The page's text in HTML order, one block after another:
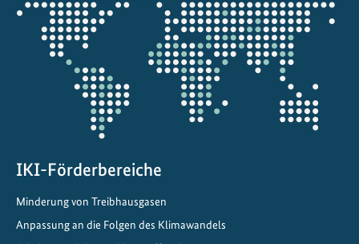
V
o
n
d
e
r
n
die
Projektkarte
IKI-Förderbereiche
Minderung von Treibhausgasen
Anpassung an die Folgen des Klimawandels